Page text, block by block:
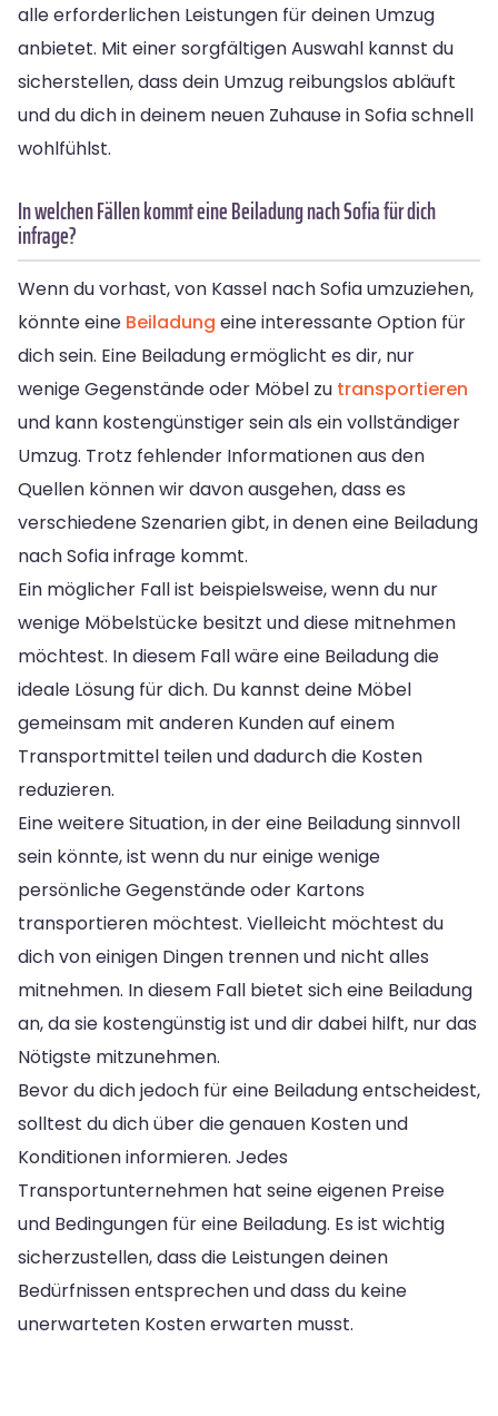
alle erforderlichen Leistungen für deinen Umzug
anbietet. Mit einer sorgfältigen Auswahl kannst du
sicherstellen, dass dein Umzug reibungslos abläuft
und du dich in deinem neuen Zuhause in Sofia schnell
wohlfühlst.
In welchen Fällen kommt eine Beiladung nach Sofia für dich
infrage?
Wenn du vorhast, von Kassel nach Sofia umzuziehen,
könnte eine Beiladung eine interessante Option für
dich sein. Eine Beiladung ermöglicht es dir, nur
wenige Gegenstände oder Möbel zu transportieren
und kann kostengünstiger sein als ein vollständiger
Umzug. Trotz fehlender Informationen aus den
Quellen können wir davon ausgehen, dass es
verschiedene Szenarien gibt, in denen eine Beiladung
nach Sofia infrage kommt.
Ein möglicher Fall ist beispielsweise, wenn du nur
wenige Möbelstücke besitzt und diese mitnehmen
möchtest. In diesem Fall wäre eine Beiladung die
ideale Lösung für dich. Du kannst deine Möbel
gemeinsam mit anderen Kunden auf einem
Transportmittel teilen und dadurch die Kosten
reduzieren.
Eine weitere Situation, in der eine Beiladung sinnvoll
sein könnte, ist wenn du nur einige wenige
persönliche Gegenstände oder Kartons
transportieren möchtest. Vielleicht möchtest du
dich von einigen Dingen trennen und nicht alles
mitnehmen. In diesem Fall bietet sich eine Beiladung
an, da sie kostengünstig ist und dir dabei hilft, nur das
Nötigste mitzunehmen.
Bevor du dich jedoch für eine Beiladung entscheidest,
solltest du dich über die genauen Kosten und
Konditionen informieren. Jedes
Transportunternehmen hat seine eigenen Preise
und Bedingungen für eine Beiladung. Es ist wichtig
sicherzustellen, dass die Leistungen deinen
Bedürfnissen entsprechen und dass du keine
unerwarteten Kosten erwarten musst.